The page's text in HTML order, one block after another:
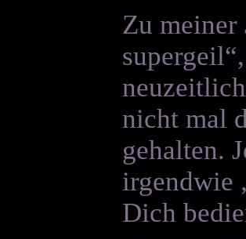
Zu meiner
nicht mal
gehalten.
irgendwie
Dich